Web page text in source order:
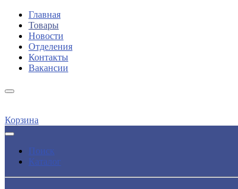
Главная
Товары
Новости
Отделения
Контакты
Вакансии
Корзина
Поиск
Каталог